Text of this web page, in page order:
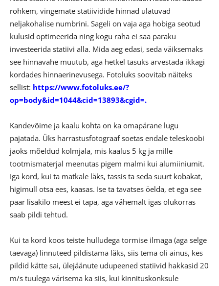
rohkem, vingemate statiividide hinnad ulatuvad
neljakohalise numbrini. Sageli on vaja aga hobiga seotud
kulusid optimeerida ning kogu raha ei saa paraku
investeerida statiivi alla. Mida aeg edasi, seda väiksemaks
see hinnavahe muutub, aga hetkel tasuks arvestada ikkagi
kordades hinnaerinevusega. Fotoluks soovitab näiteks
sellist: https://www.fotoluks.ee/?
op=body&id=1044&cid=13893&cgid=.
Kandevõime ja kaalu kohta on ka omapärane lugu
pajatada. Üks harrastusfotograaf soetas endale teleskoobi
jaoks mõeldud kolmjala, mis kaalus 5 kg ja mille
tootmismaterjal meenutas pigem malmi kui alumiiniumit.
Iga kord, kui ta matkale läks, tassis ta seda suurt kobakat,
higimull otsa ees, kaasas. Ise ta tavatses öelda, et ega see
paar lisakilo meest ei tapa, aga vähemalt igas olukorras
saab pildi tehtud.
Kui ta kord koos teiste hulludega tormise ilmaga (aga selge
taevaga) linnuteed pildistama läks, siis tema oli ainus, kes
pildid kätte sai, ülejäänute udupeened statiivid hakkasid 20
m/s tuulega värisema ka siis, kui kinnituskonksule